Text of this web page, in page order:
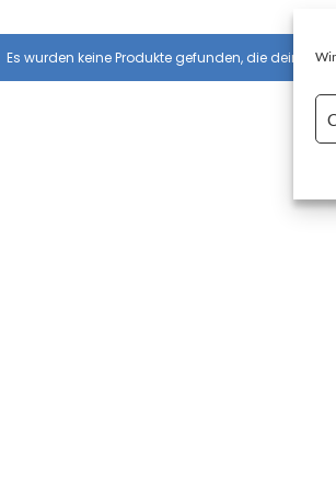
Es wurden keine Produkte gefunden, die deiner